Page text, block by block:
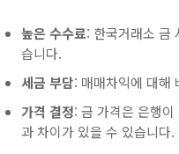
높은 수수료: 한국거래소 금
습니다.
세금 부담: 매매차익에 대해
가격 결정: 금 가격은 은행
과 차이가 있을 수 있습니다.